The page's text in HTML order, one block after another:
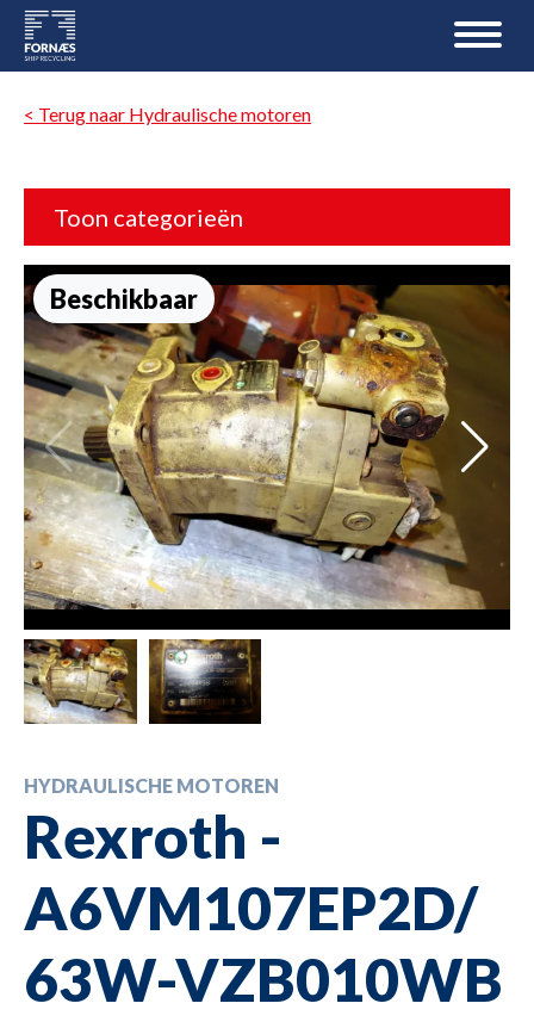
< Terug naar Hydraulische motoren
Toon categorieën
Beschikbaar
HYDRAULISCHE MOTOREN
Rexroth -
A6VM107EP2D/
63W-VZB010WB